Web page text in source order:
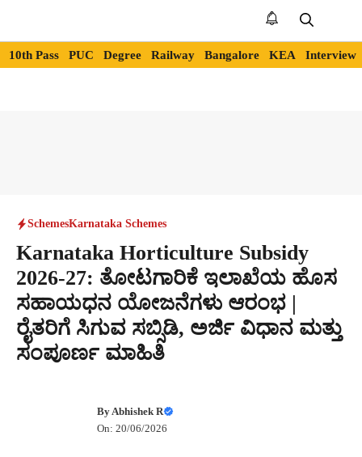
content
10th Pass PUC Degree Railway Bangalore KEA Interview
SchemesKarnataka Schemes
Karnataka Horticulture Subsidy
2026-27: ತೋಟಗಾರಿಕೆ ಇಲಾಖೆಯ ಹೊಸ
ಸಹಾಯಧನ ಯೋಜನೆಗಳು ಆರಂಭ |
ರೈತರಿಗೆ ಸಿಗುವ ಸಬ್ಸಿಡಿ, ಅರ್ಜಿ ವಿಧಾನ ಮತ್ತು
ಸಂಪೂರ್ಣ ಮಾಹಿತಿ
ByAbhishek R
On: 20/06/2026